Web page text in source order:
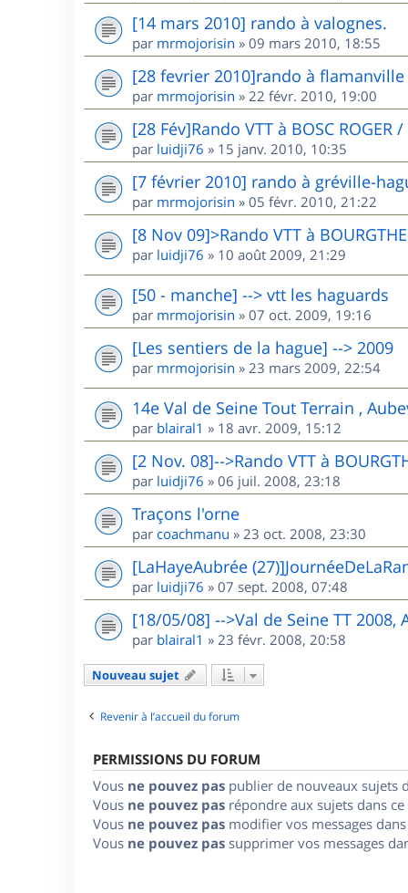
[14 mars 2010] rando à valognes.
par mrmojorisin » 09 mars 2010, 18:55
[28 fevrier 2010]rando à
par mrmojorisin » 22 févr. 2010, 19:00
[28 Fév]Rando VTT à BOSC ROGER
par luidji76 » 15 janv. 2010, 10:35
[7 février 2010] rando à gréville-
par mrmojorisin » 05 févr. 2010, 21:22
[8 Nov 09]>Rando VTT à
par luidji76 » 10 août 2009, 21:29
[50 - manche] --> vtt les haguards
par mrmojorisin » 07 oct. 2009, 19:16
[Les sentiers de la hague] --> 2009
par mrmojorisin » 23 mars 2009, 22:54
14e Val de Seine Tout Terrain ,
par blairal1 » 18 avr. 2009, 15:12
[2 Nov. 08]-->Rando VTT à
par luidji76 » 06 juil. 2008, 23:18
Traçons l'orne
par coachmanu » 23 oct. 2008, 23:30
[LaHayeAubrée
par luidji76 » 07 sept. 2008, 07:48
[18/05/08] -->Val de Seine TT 2008,
par blairal1 » 23 févr. 2008, 20:58
Nouveau sujet
Revenir à l’accueil du forum
PERMISSIONS DU FORUM
Vous ne pouvez pas publier de nouveaux sujets
Vous ne pouvez pas répondre aux sujets dans
Vous ne pouvez pas modifier vos messages
Vous ne pouvez pas supprimer vos messages